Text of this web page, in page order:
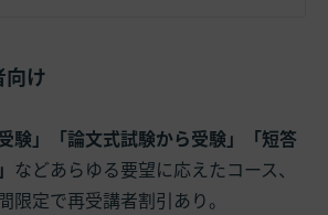
け
験」「論文式試験から受験」「短答
などあらゆる要望に応えたコース、
限定で再受講者割引あり。